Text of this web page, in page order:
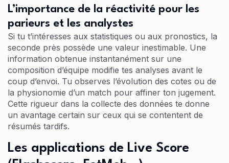
L’importance de la réactivité pour les
parieurs et les analystes
Si tu t’intéresses aux statistiques ou aux pronostics, la
seconde près possède une valeur inestimable. Une
information obtenue instantanément sur une
composition d’équipe modifie tes analyses avant le
coup d’envoi. Tu observes l’évolution des cotes ou de
la physionomie d’un match pour affiner ton jugement.
Cette rigueur dans la collecte des données te donne
un avantage certain sur ceux qui se contentent de
résumés tardifs.
Les applications de Live Score